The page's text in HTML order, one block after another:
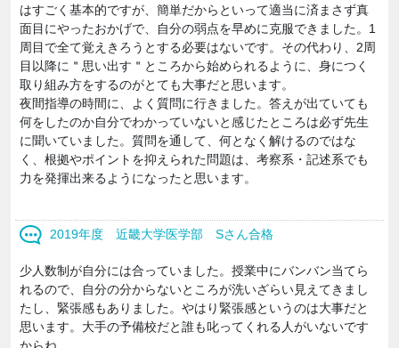
はすごく基本的ですが、簡単だからといって適当に済まさず真
面目にやったおかげで、自分の弱点を早めに克服できました。1
周目で全て覚えきろうとする必要はないです。その代わり、2周
目以降に＂思い出す＂ところから始められるように、身につく
取り組み方をするのがとても大事だと思います。
夜間指導の時間に、よく質問に行きました。答えが出ていても
何をしたのか自分でわかっていないと感じたところは必ず先生
に聞いていました。質問を通して、何となく解けるのではな
く、根拠やポイントを抑えられた問題は、考察系・記述系でも
力を発揮出来るようになったと思います。
2019年度 近畿大学医学部 Sさん合格
少人数制が自分には合っていました。授業中にバンバン当てら
れるので、自分の分からないところが洗いざらい見えてきまし
たし、緊張感もありました。やはり緊張感というのは大事だと
思います。大手の予備校だと誰も叱ってくれる人がいないです